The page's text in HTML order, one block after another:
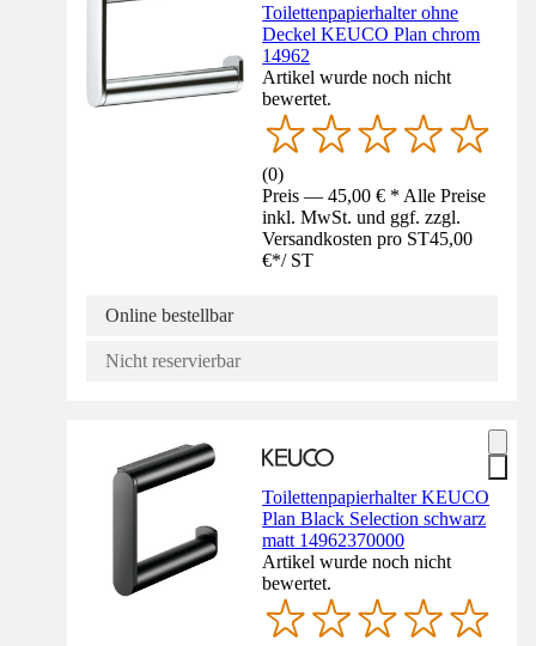
Toilettenpapierhalter ohne
Deckel KEUCO Plan chrom
14962
Artikel wurde noch nicht
bewertet.
(0)
Preis — 45,00 € * Alle Preise
inkl. MwSt. und ggf. zzgl.
Versandkosten pro ST45,00
€*/ ST
Online bestellbar
Nicht reservierbar
Toilettenpapierhalter KEUCO
Plan Black Selection schwarz
matt 14962370000
Artikel wurde noch nicht
bewertet.